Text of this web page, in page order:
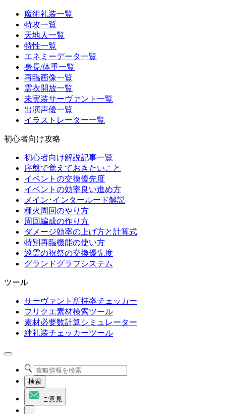
魔術礼装一覧
特攻一覧
天地人一覧
特性一覧
エネミーデータ一覧
身長/体重一覧
再臨画像一覧
霊衣開放一覧
未実装サーヴァント一覧
出演声優一覧
イラストレーター一覧
初心者向け攻略
初心者向け解説記事一覧
序盤で覚えておきたいこと
イベントの交換優先度
イベントの効率良い進め方
メイン･インタールード解説
種火周回のやり方
周回編成の作り方
ダメージ効率の上げ方と計算式
特別再臨機能の使い方
巡霊の祝祭の交換優先度
グランドグラフシステム
ツール
サーヴァント所持率チェッカー
フリクエ素材検索ツール
素材必要数計算シミュレーター
絆礼装チェッカーツール
検索
ご意見